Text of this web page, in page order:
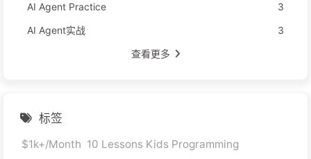
AI Agent Practice
3
AI Agent实战
3
查看更多
标签
$1k+/Month 10 Lessons Kids Programming